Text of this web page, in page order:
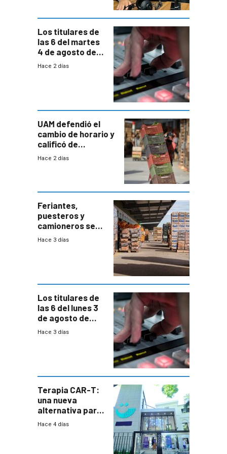
Los titulares de
las 6 del martes
4 de agosto de
2026
Hace 2 días
UAM defendió el
cambio de horario y
calificó de
“desproporcionado”
Hace 2 días
Feriantes,
puesteros y
camioneros se
movilizaron en
Hace 3 días
Los titulares de
las 6 del lunes 3
de agosto de
2026
Hace 3 días
Terapia CAR-T:
una nueva
alternativa para
niños y
Hace 4 días